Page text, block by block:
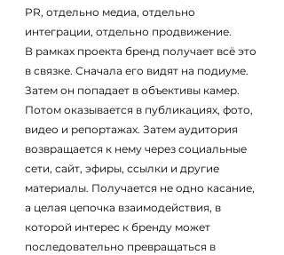
PR, отдельно медиа, отдельно
интеграции, отдельно продвижение.
В рамках проекта бренд получает всё это
в связке. Сначала его видят на подиуме.
Затем он попадает в объективы камер.
Потом оказывается в публикациях, фото,
видео и репортажах. Затем аудитория
возвращается к нему через социальные
сети, сайт, эфиры, ссылки и другие
материалы. Получается не одно касание,
а целая цепочка взаимодействия, в
которой интерес к бренду может
последовательно превращаться в